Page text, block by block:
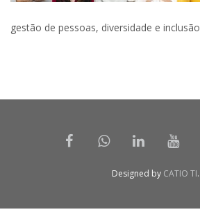
gestão de pessoas, diversidade e inclusão
Designed by CATIO TI.